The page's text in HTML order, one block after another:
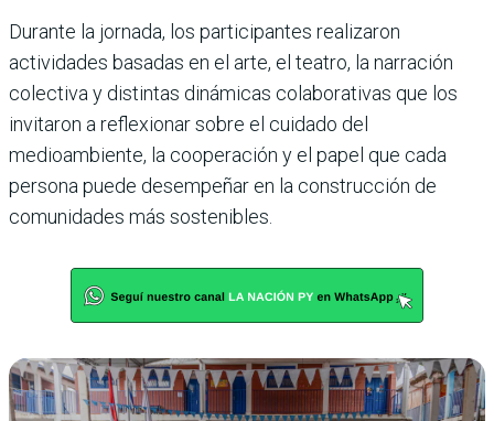
Durante la jornada, los participantes realizaron
actividades basadas en el arte, el teatro, la narración
colectiva y distintas dinámicas colaborativas que los
invitaron a reflexionar sobre el cuidado del
medioambiente, la cooperación y el papel que cada
persona puede desempeñar en la construcción de
comunidades más sostenibles.